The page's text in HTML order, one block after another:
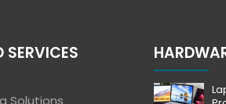
SERVICES
Solutions